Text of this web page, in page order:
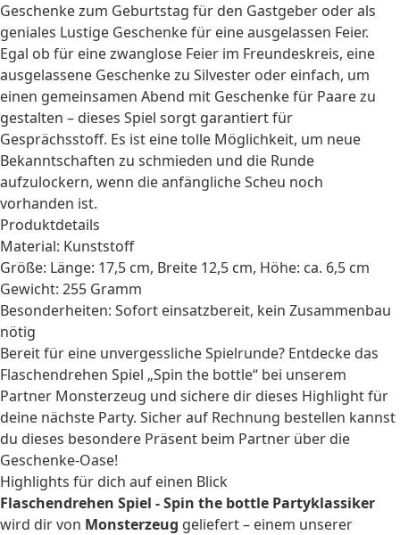
Geschenke zum Geburtstag für den Gastgeber oder als
geniales Lustige Geschenkefür eine ausgelassen Feier.
Egal ob für eine zwanglose Feier im Freundeskreis, eine
ausgelassene Geschenke zu Silvester oder einfach, um
einen gemeinsamen Abend mit Geschenke für Paarezu
gestalten – dieses Spiel sorgt garantiert für
Gesprächsstoff. Es ist eine tolle Möglichkeit, um neue
Bekanntschaften zu schmieden und die Runde
aufzulockern, wenn die anfängliche Scheu noch
vorhanden ist.
Produktdetails
Material: Kunststoff
Größe: Länge: 17,5 cm, Breite 12,5 cm, Höhe: ca. 6,5 cm
Gewicht: 255 Gramm
Besonderheiten: Sofort einsatzbereit, kein Zusammenbau
nötig
Bereit für eine unvergessliche Spielrunde? Entdecke das
Flaschendrehen Spiel „Spin the bottle“ bei unserem
Partner Monsterzeug und sichere dir dieses Highlight für
deine nächste Party. Sicher auf Rechnung bestellen kannst
du dieses besondere Präsent beim Partner über die
Geschenke-Oase!
Highlights für dich auf einen Blick
Flaschendrehen Spiel - Spin the bottle Partyklassiker
wird dir von Monsterzeug geliefert – einem unserer